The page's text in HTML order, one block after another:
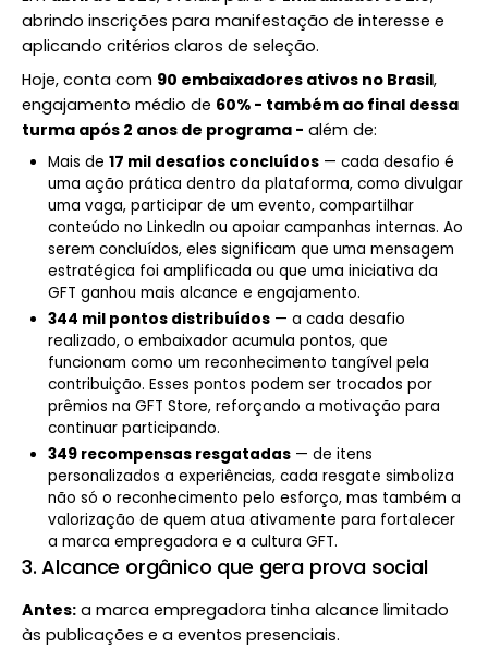
abrindo inscrições para manifestação de interesse e
aplicando critérios claros de seleção.
Hoje, conta com 90 embaixadores ativos no Brasil,
engajamento médio de 60% - também ao final dessa
turma após 2 anos de programa - além de:
Mais de 17 mil desafios concluídos — cada desafio é
uma ação prática dentro da plataforma, como divulgar
uma vaga, participar de um evento, compartilhar
conteúdo no LinkedIn ou apoiar campanhas internas. Ao
serem concluídos, eles significam que uma mensagem
estratégica foi amplificada ou que uma iniciativa da
GFT ganhou mais alcance e engajamento.
344 mil pontos distribuídos — a cada desafio
realizado, o embaixador acumula pontos, que
funcionam como um reconhecimento tangível pela
contribuição. Esses pontos podem ser trocados por
prêmios na GFT Store, reforçando a motivação para
continuar participando.
349 recompensas resgatadas — de itens
personalizados a experiências, cada resgate simboliza
não só o reconhecimento pelo esforço, mas também a
valorização de quem atua ativamente para fortalecer
a marca empregadora e a cultura GFT.
3. Alcance orgânico que gera prova social
Antes: a marca empregadora tinha alcance limitado
às publicações e a eventos presenciais.